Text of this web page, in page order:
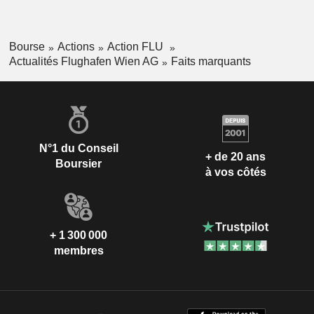
Bourse Actions
Action FLU
Actualités Flughafen Wien AG
Faits marquants
N°1 du Conseil
Boursier
+ de 20 ans
à vos côtés
+ 1 300 000
membres